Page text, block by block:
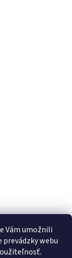
Vám umožnili
prevádzky webu